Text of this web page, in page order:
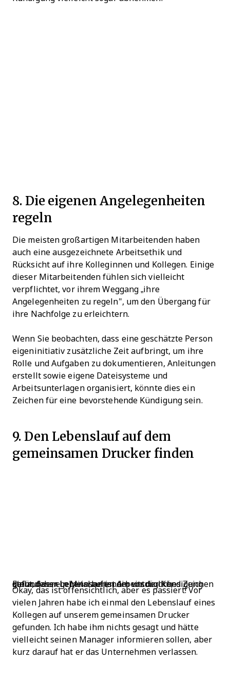
8. Die eigenen Angelegenheiten
regeln
Die meisten großartigen Mitarbeitenden haben
auch eine ausgezeichnete Arbeitsethik und
Rücksicht auf ihre Kolleginnen und Kollegen. Einige
dieser Mitarbeitenden fühlen sich vielleicht
verpflichtet, vor ihrem Weggang „ihre
Angelegenheiten zu regeln", um den Übergang für
ihre Nachfolge zu erleichtern.
Wenn Sie beobachten, dass eine geschätzte Person
eigeninitiativ zusätzliche Zeit aufbringt, um ihre
Rolle und Aufgaben zu dokumentieren, Anleitungen
erstellt sowie eigene Dateisysteme und
Arbeitsunterlagen organisiert, könnte dies ein
Zeichen für eine bevorstehende Kündigung sein.
9. Den Lebenslauf auf dem
gemeinsamen Drucker finden
Ein auf dem gemeinsamen Arbeitsdrucker gefundener Lebenslauf ist ein untrügliches Zeichen dafür, dass ein Mitarbeitender vor der Kündigung steht.
Okay, das ist offensichtlich, aber es passiert! Vor
vielen Jahren habe ich einmal den Lebenslauf eines
Kollegen auf unserem gemeinsamen Drucker
gefunden. Ich habe ihm nichts gesagt und hätte
vielleicht seinen Manager informieren sollen, aber
kurz darauf hat er das Unternehmen verlassen.